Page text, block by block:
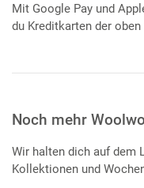
Mit Google Pay und
du Kreditkarten der
Noch mehr
Wir halten dich auf dem
Kollektionen und